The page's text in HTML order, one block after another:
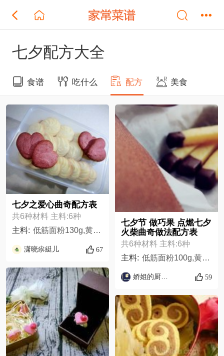
七夕配方大全
食谱 吃什么 配方 美食
七夕之爱心曲奇配方表
共6种材料 主料:6种
主料: 低筋面粉130g,黄油120g,蛋黄1只,糖50g,盐1g（一小撮）,红曲粉适量
潇晓尜綎儿 67
七夕节 做巧果 点燃七夕
火柴曲奇做法配方表
共6种材料 主料:6种
主料: 低筋面粉100g,黄油50g,糖粉30g,鸡蛋1个,香草精几滴,巧克力1块,
娇姐的厨房v5 59